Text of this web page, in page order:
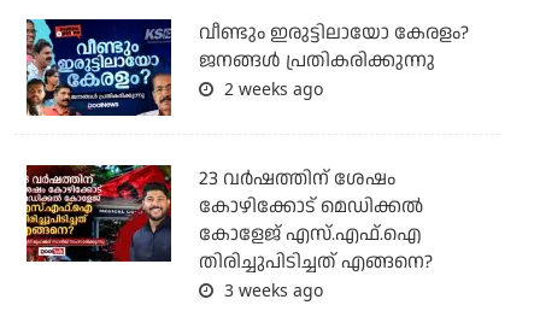
വീണ്ടും ഇരുട്ടിലായോ കേരളം?
ജനങ്ങൾ പ്രതികരിക്കുന്നു
2 weeks ago
23 വർഷത്തിന് ശേഷം
കോഴിക്കോട് മെഡിക്കൽ
കോളേജ് എസ്.എഫ്.ഐ
തിരിച്ചുപിടിച്ചത് എങ്ങനെ?
3 weeks ago